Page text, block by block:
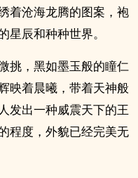
着沧海龙腾的图案，袍
辰和种种世界。
挑，黑如墨玉般的瞳仁
映着晨曦，带着天神般
发出一种威震天下的王
程度，外貌已经完美无